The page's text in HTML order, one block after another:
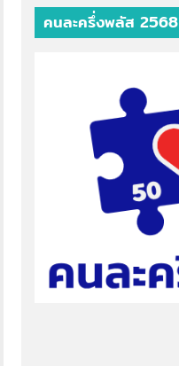
คนละครึ่งพลัส 2568